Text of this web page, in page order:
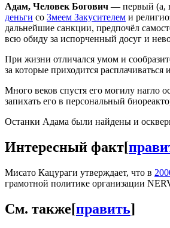
Адам, Человек Богович — первый (а,
деньги со Змеем Закусителем и
дальнейшие санкции, предпочёл
всю обиду за испорченный досуг и
При жизни отличался умом и
за которые приходится
Много веков спустя его могилу нагло
запихать его в персональный
Останки Адама были найдены и
Интересный факт[
Мисато Кацураги утверждает, что в
грамотной политике организации
См. также[править]